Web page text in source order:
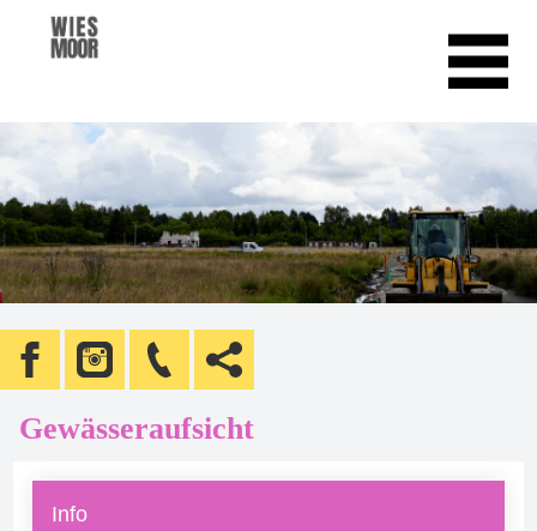
Gewässeraufsicht
Info